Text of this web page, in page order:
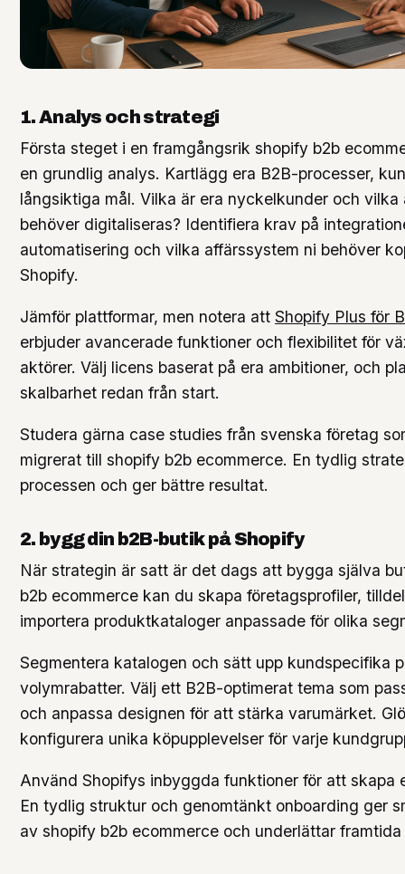
1. Analys och strategi
Första steget i en framgångsrik shopify b2b
en grundlig analys. Kartlägg era B2B-processer,
långsiktiga mål. Vilka är era nyckelkunder och vilka
behöver digitaliseras? Identifiera krav på
automatisering och vilka affärssystem ni behöver
Shopify.
Jämför plattformar, men notera att Shopify Plus för
erbjuder avancerade funktioner och flexibilitet för
aktörer. Välj licens baserat på era ambitioner, och
skalbarhet redan från start.
Studera gärna case studies från svenska företag
migrerat till shopify b2b ecommerce. En tydlig
processen och ger bättre resultat.
2. bygg din b2B-butik på Shopify
När strategin är satt är det dags att bygga själva
b2b ecommerce kan du skapa företagsprofiler,
importera produktkataloger anpassade för olika
Segmentera katalogen och sätt upp kundspecifika
volymrabatter. Välj ett B2B-optimerat tema som
och anpassa designen för att stärka varumärket.
konfigurera unika köpupplevelser för varje
Använd Shopifys inbyggda funktioner för att skapa
En tydlig struktur och genomtänkt onboarding ger
av shopify b2b ecommerce och underlättar framtida